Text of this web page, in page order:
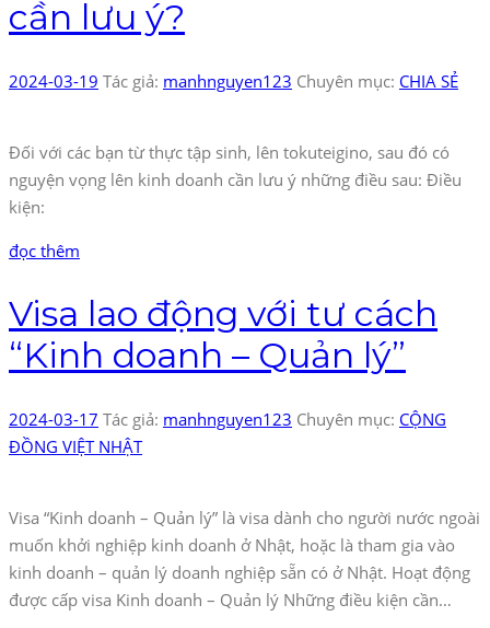
cần lưu ý?
2024-03-19 Tác giả: manhnguyen123 Chuyên mục: CHIA SẺ
Đối với các bạn từ thực tập sinh, lên tokuteigino, sau đó có
nguyện vọng lên kinh doanh cần lưu ý những điều sau: Điều
kiện:
đọc thêm
Visa lao động với tư cách
“Kinh doanh – Quản lý”
2024-03-17 Tác giả: manhnguyen123 Chuyên mục: CỘNG
ĐỒNG VIỆT NHẬT
Visa “Kinh doanh – Quản lý” là visa dành cho người nước ngoài
muốn khởi nghiệp kinh doanh ở Nhật, hoặc là tham gia vào
kinh doanh – quản lý doanh nghiệp sẵn có ở Nhật. Hoạt động
được cấp visa Kinh doanh – Quản lý Những điều kiện cần…